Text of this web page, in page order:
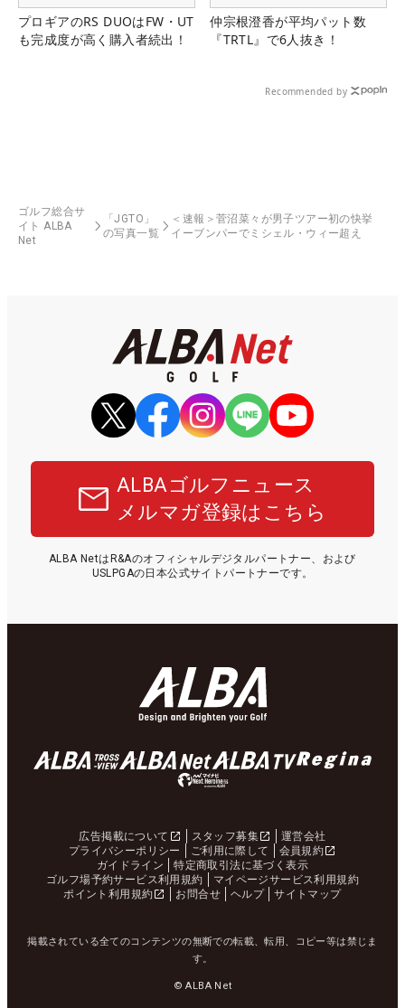
プロギアのRS DUOはFW・UT
も完成度が高く購入者続出！
仲宗根澄香が平均パット数
『TRTL』で6人抜き！
Recommended by
ゴルフ総合サ
イト ALBA
Net
「JGTO」
の写真一覧
＜速報＞菅沼菜々が男子ツアー初の快挙
イーブンパーでミシェル・ウィー超え
ALBAゴルフニュース
メルマガ登録はこちら
ALBA NetはR&Aのオフィシャルデジタルパートナー、および
USLPGAの日本公式サイトパートナーです。
広告掲載について スタッフ募集
運営会社
プライバシーポリシー
ご利用に際して
会員規約
ガイドライン
特定商取引法に基づく表示
ゴルフ場予約サービス利用規約
マイページサービス利用規約
ポイント利用規約
お問合せ ヘルプ サイトマップ
掲載されている全てのコンテンツの無断での転載、転用、コピー等は禁じま
す。
© ALBA Net